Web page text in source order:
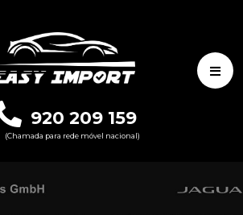
920 209 159
(Chamada para rede móvel nacional)